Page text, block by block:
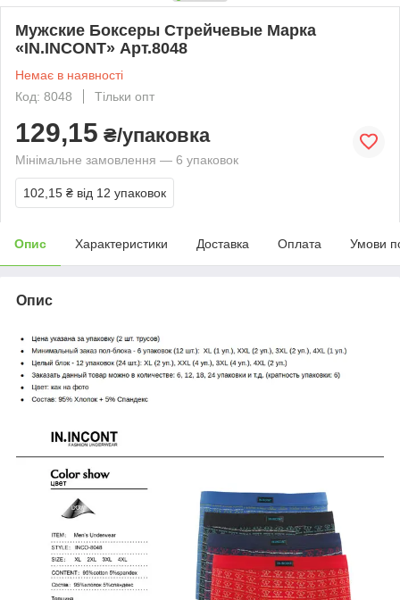
Мужские Боксеры Стрейчевые Марка
«IN.INCONT» Арт.8048
Немає в наявності
Код: 8048
Тільки опт
129,15 ₴/упаковка
Мінімальне замовлення — 6 упаковок
102,15 ₴ від 12 упаковок
Опис Характеристики Доставка Оплата Умови
Опис